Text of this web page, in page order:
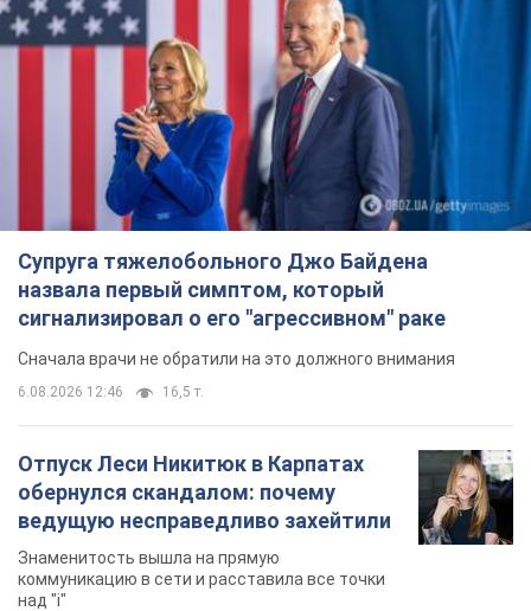
Супруга тяжелобольного Джо Байдена
назвала первый симптом, который
сигнализировал о его "агрессивном" раке
Сначала врачи не обратили на это должного внимания
6.08.2026 12:46 16,5 т.
Отпуск Леси Никитюк в Карпатах
обернулся скандалом: почему
ведущую несправедливо захейтили
Знаменитость вышла на прямую
коммуникацию в сети и расставила все точки
над "i"